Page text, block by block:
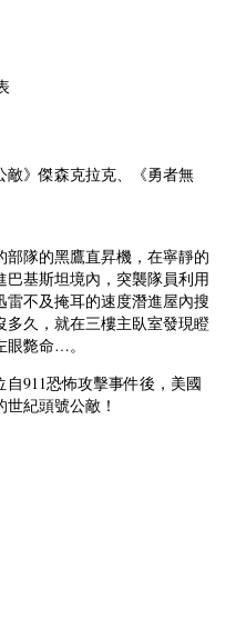
敵》傑森克拉克、《勇者無
部隊的黑鷹直昇機，在寧靜的
基斯坦境內，突襲隊員利用
不及掩耳的速度潛進屋內搜
久，就在三樓主臥室發現瞪
眼斃命…。
911恐怖攻擊事件後，美國
紀頭號公敵！